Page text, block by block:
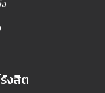
งสิต